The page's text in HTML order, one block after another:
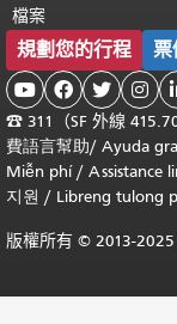
檔案
規劃您的行程 票
   
☎ 311（SF 外線
費語言幫助/ Ayuda
Miễn phí/ Assistance
지원 / Libreng tulong
版權所有 © 2013-